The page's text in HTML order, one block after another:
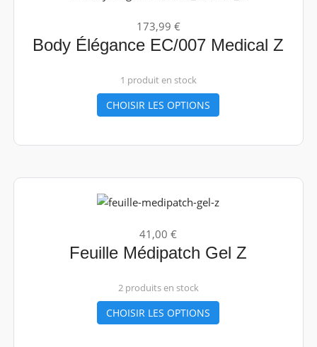
173,99 €
Body Élégance EC/007 Medical Z
1 produit en stock
CHOISIR LES OPTIONS
41,00 €
Feuille Médipatch Gel Z
2 produits en stock
CHOISIR LES OPTIONS